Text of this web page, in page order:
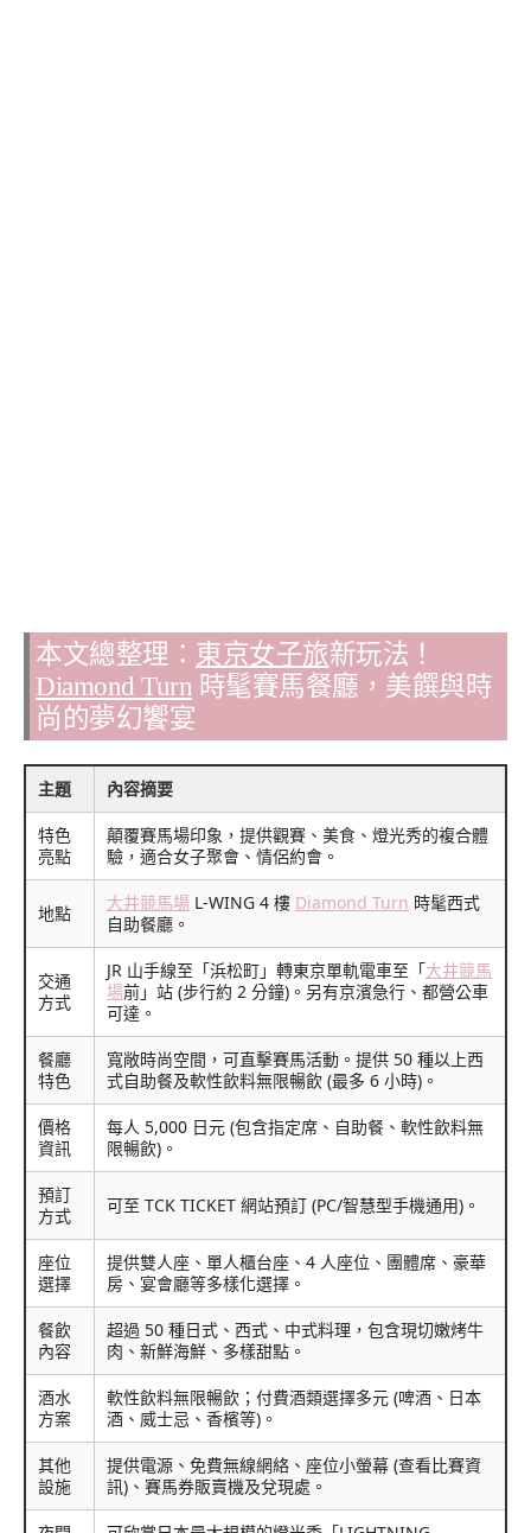
本文總整理： 東京女子旅新玩法！
Diamond Turn 時髦賽馬餐廳，美饌與時
尚的夢幻饗宴
主題 內容摘要
特色
亮點
顛覆賽馬場印象，提供觀賽、美食、燈光秀的複合體
驗，適合女子聚會、情侶約會。
地點 大井競馬場 L-WING 4 樓 Diamond Turn 時髦西式
自助餐廳。
交通
方式
JR 山手線至「浜松町」轉東京單軌電車至「大井競馬
場前」站 (步行約 2 分鐘)。另有京濱急行、都營公車
可達。
餐廳
特色
寬敞時尚空間，可直擊賽馬活動。提供 50 種以上西
式自助餐及軟性飲料無限暢飲 (最多 6 小時)。
價格
資訊
每人 5,000 日元 (包含指定席、自助餐、軟性飲料無
限暢飲)。
預訂
方式
可至 TCK TICKET 網站預訂 (PC/智慧型手機通用)。
座位
選擇
提供雙人座、單人櫃台座、4 人座位、團體席、豪華
房、宴會廳等多樣化選擇。
餐飲
內容
超過 50 種日式、西式、中式料理，包含現切嫩烤牛
肉、新鮮海鮮、多樣甜點。
酒水
方案
軟性飲料無限暢飲；付費酒類選擇多元 (啤酒、日本
酒、威士忌、香檳等)。
其他
設施
提供電源、免費無線網絡、座位小螢幕 (查看比賽資
訊)、賽馬券販賣機及兌現處。